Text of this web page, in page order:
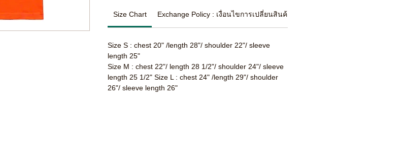
Size Chart Exchange Policy : เงื่อนไขการเปลี่ยนสินค้า
Size S : chest 20" /length 28"/ shoulder 22"/ sleeve
length 25"
Size M : chest 22"/ length 28 1/2"/ shoulder 24"/ sleeve
length 25 1/2" Size L : chest 24" /length 29"/ shoulder
26"/ sleeve length 26"